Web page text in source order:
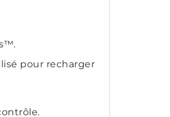
pour recharger